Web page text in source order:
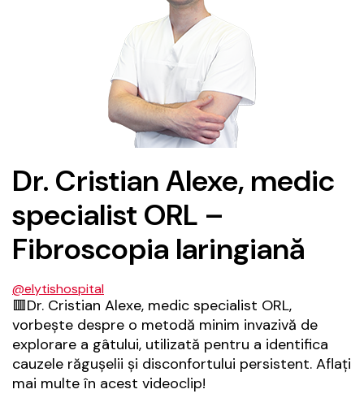
Dr. Cristian Alexe, medic
specialist ORL –
Fibroscopia laringiană
@elytishospital
🟥Dr. Cristian Alexe, medic specialist ORL,
vorbește despre o metodă minim invazivă de
explorare a gâtului, utilizată pentru a identifica
cauzele răgușelii și disconfortului persistent. Aflați
mai multe în acest videoclip!